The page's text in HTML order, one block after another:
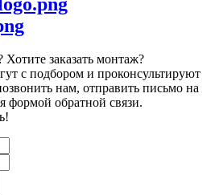
заказать монтаж?
с подбором и проконсультируют
нам, отправить письмо на
формой обратной связи.